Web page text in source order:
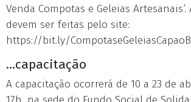
Venda Compotas e Geleias
devem ser feitas pelo site:
https://bit.ly/
...capacitação
A capacitação ocorrerá de 10 a 23 de